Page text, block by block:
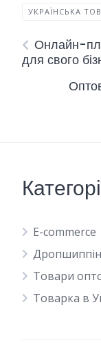
УКРАЇНСЬКА
Онлайн-
для свого
E-commerce
Товари
Товарка в